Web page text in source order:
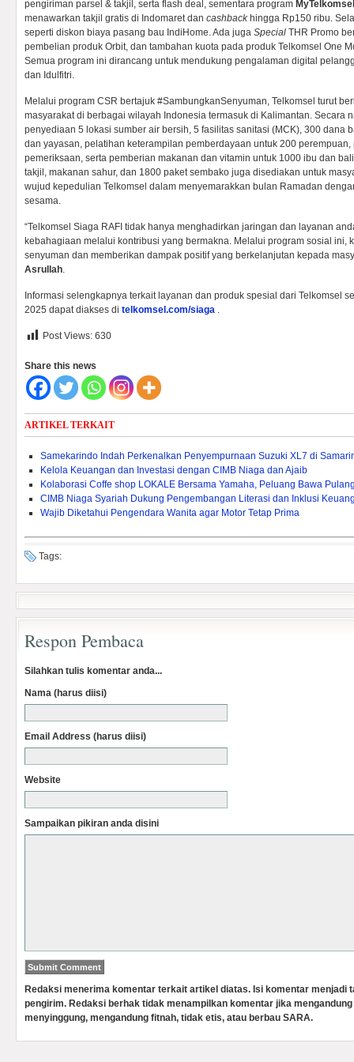
pengiriman parsel & takjil, serta flash deal, sementara program
menawarkan takjil gratis di Indomaret dan cashbackhingga Rp150 ribu.
seperti diskon biaya pasang bau IndiHome. Ada juga Special THR Promo
pembelian produk Orbit, dan tambahan kuota pada produk Telkomsel One
Semua program ini dirancang untuk mendukung pengalaman digital
dan Idulfitri.
Melalui program CSR bertajuk #SambungkanSenyuman, Telkomsel turut
masyarakat di berbagai wilayah Indonesia termasuk di Kalimantan. Secara
penyediaan 5 lokasi sumber air bersih, 5 fasilitas sanitasi (MCK), 300 dana
dan yayasan, pelatihan keterampilan pemberdayaan untuk 200
pemeriksaan, serta pemberian makanan dan vitamin untuk 1000 ibu dan
takjil, makanan sahur, dan 1800 paket sembako juga disediakan untuk
wujud kepedulian Telkomsel dalam menyemarakkan bulan Ramadan
sesama.
“Telkomsel Siaga RAFI tidak hanya menghadirkan jaringan dan layanan
kebahagiaan melalui kontribusi yang bermakna. Melalui program sosial ini,
senyuman dan memberikan dampak positif yang berkelanjutan kepada
Asrullah.
Informasi selengkapnya terkait layanan dan produk spesial dari Telkomsel
2025 dapat diakses di telkomsel.com/siaga .
Post Views: 630
Share this news
ARTIKEL TERKAIT
Samekarindo Indah Perkenalkan Penyempurnaan Suzuki XL7 di
Kelola Keuangan dan Investasi dengan CIMB Niaga dan Ajaib
Kolaborasi Coffe shop LOKALE Bersama Yamaha, Peluang Bawa
CIMB Niaga Syariah Dukung Pengembangan Literasi dan Inklusi
Wajib Diketahui Pengendara Wanita agar Motor Tetap Prima
Tags:
Respon Pembaca
Silahkan tulis komentar anda...
Nama (harus diisi)
Email Address (harus diisi)
Website
Sampaikan pikiran anda disini
Redaksi menerima komentar terkait artikel diatas. Isi komentar menjadi
pengirim. Redaksi berhak tidak menampilkan komentar jika
menyinggung, mengandung fitnah, tidak etis, atau berbau SARA.